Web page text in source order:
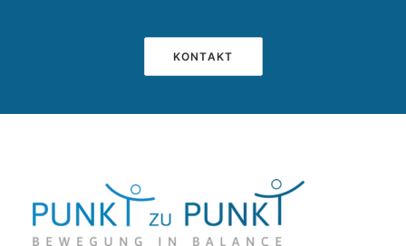
KONTAKT